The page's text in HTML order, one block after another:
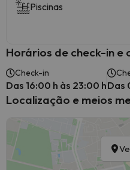
Piscinas
Horários de check-in e
Check-in
Das 16:00 h às 23:00 hDas
Localização e meios